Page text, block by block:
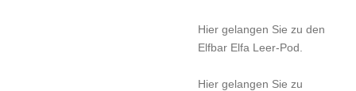
Hier gelangen Sie zu den
Elfbar Elfa Leer-Pod.
Hier gelangen Sie zu